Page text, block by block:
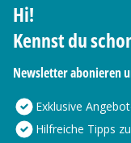
Hi!
Kennst du
Newsletter abonieren
Exklusive
Hilfreiche Tipps